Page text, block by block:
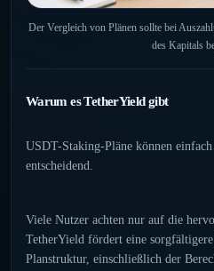
Der Vergleich von Plänen sollte bei
des Kapitals
Warum es TetherYield gibt
USDT-Staking-Pläne können
entscheidend.
Viele Nutzer achten nur auf die
TetherYield fördert eine
Planstruktur, einschließlich der